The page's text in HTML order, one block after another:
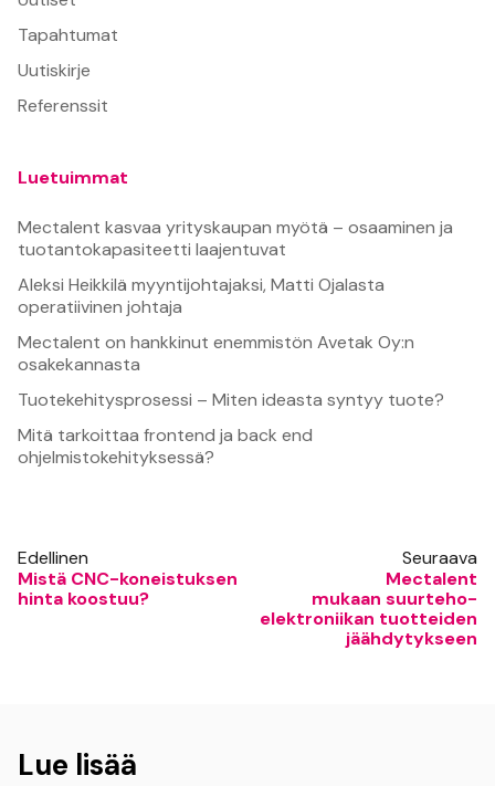
Tapahtumat
Uutiskirje
Referenssit
Luetuimmat
Mectalent kasvaa yrityskaupan myötä – osaaminen ja
tuotantokapasiteetti laajentuvat
Aleksi Heikkilä myyntijohtajaksi, Matti Ojalasta
operatiivinen johtaja
Mectalent on hankkinut enemmistön Avetak Oy:n
osakekannasta
Tuotekehitysprosessi – Miten ideasta syntyy tuote?
Mitä tarkoittaa frontend ja back end
ohjelmistokehityksessä?
Edellinen
Mistä CNC-koneistuksen
hinta koostuu?
Seuraava
Mectalent
mukaan suurteho­­
elektroniikan tuotteiden
jäähdytykseen
Lue lisää